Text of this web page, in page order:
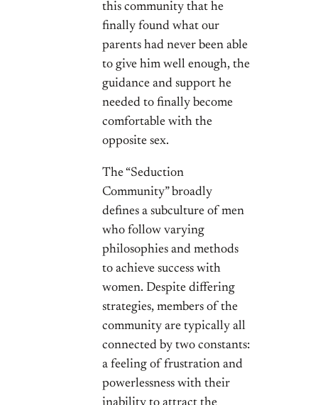
this community that he
finally found what our
parents had never been able
to give him well enough, the
guidance and support he
needed to finally become
comfortable with the
opposite sex.
The “Seduction
Community” broadly
defines a subculture of men
who follow varying
philosophies and methods
to achieve success with
women. Despite differing
strategies, members of the
community are typically all
connected by two constants:
a feeling of frustration and
powerlessness with their